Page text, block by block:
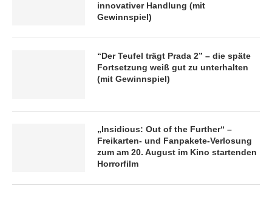
innovativer Handlung (mit
Gewinnspiel)
“Der Teufel trägt Prada 2” – die späte
Fortsetzung weiß gut zu unterhalten
(mit Gewinnspiel)
„Insidious: Out of the Further“ –
Freikarten- und Fanpakete-Verlosung
zum am 20. August im Kino startenden
Horrorfilm